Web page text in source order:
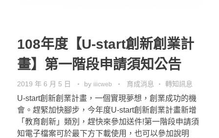
108年度【U-start創新創業計
畫】第一階段申請須知公告
2019 年 6 月 5 日 by iiicweb 育成消息 轉知訊息
U-start創新創業計畫，一個實現夢想，創業成功的機
會。趕緊加快腳步，今年度U-start創新創業計畫新增
「教育創新」類別，趕快來參加送件!第一階段申請須
知電子檔案可於最下方下載使用，也可以參加說明